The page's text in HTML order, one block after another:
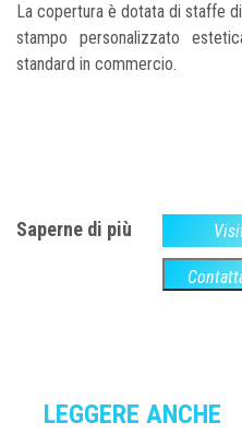
La copertura è dotata di staffe
stampo personalizzato
standard in commercio.
Saperne di più
LEGGERE ANCHE